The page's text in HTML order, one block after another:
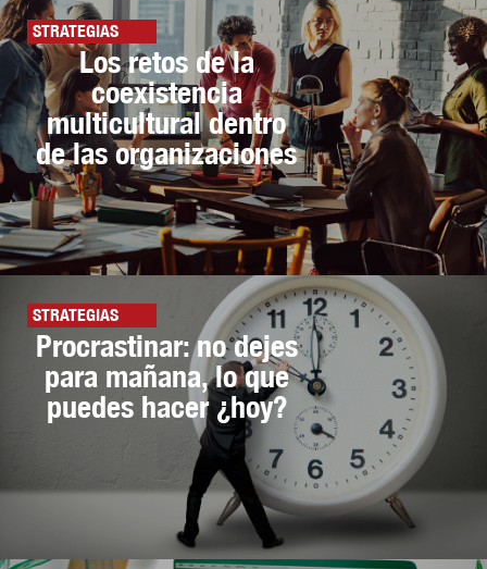
STRATEGIAS
Los retos de la
coexistencia
multicultural dentro
de las organizaciones
STRATEGIAS
Procrastinar: no dejes
para mañana, lo que
puedes hacer ¿hoy?